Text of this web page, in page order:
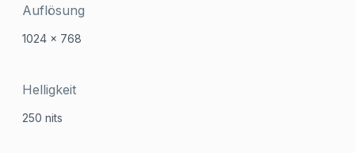
Auflösung
1024 x 768
Helligkeit
250 nits